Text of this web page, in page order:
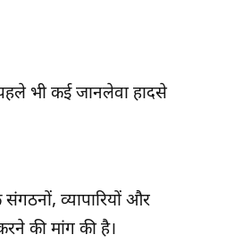
भी कई जानलेवा हादसे
व्यापारियों और
की मांग की है।